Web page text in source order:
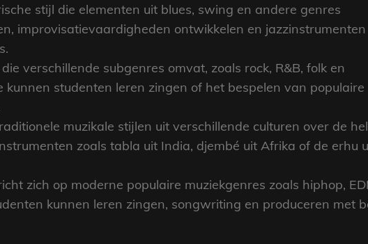
stijl die elementen uit blues, swing en andere genres
improvisatievaardigheden ontwikkelen en jazzinstrumenten
verschillende subgenres omvat, zoals rock, R&B, folk en
kunnen studenten leren zingen of het bespelen van populaire
muzikale stijlen uit verschillende culturen over de
zoals tabla uit India, djembé uit Afrika of de erhu
zich op moderne populaire muziekgenres zoals hiphop,
kunnen leren zingen, songwriting en produceren met